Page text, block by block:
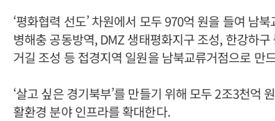
‘평화협력 선도’ 차원에서 모두 970억 원을 들여 남
병해충 공동방역, DMZ 생태평화지구 조성, 한강하
거길 조성 등 접경지역 일원을 남북교류거점으로 만
‘살고 싶은 경기북부’를 만들기 위해 모두 2조3천억
활환경 분야 인프라를 확대한다.